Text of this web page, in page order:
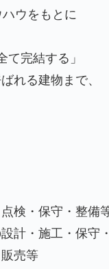
ウをもとに
て完結する」
れる建物まで、
検・保守・整備
計・施工・保守
売等